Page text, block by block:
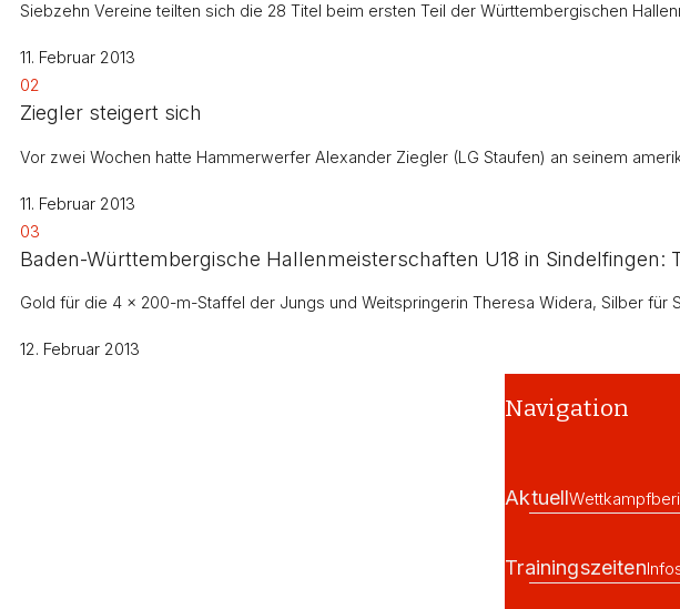
Siebzehn Vereine teilten sich die 28 Titel beim ersten Teil der Württembergischen
11. Februar 2013
02
Ziegler steigert sich
Vor zwei Wochen hatte Hammerwerfer Alexander Ziegler (LG Staufen) an seinem
11. Februar 2013
03
Baden-Württembergische Hallenmeisterschaften U18 in Sindelfingen:
Gold für die 4 x 200-m-Staffel der Jungs und Weitspringerin Theresa Widera, Silber für
12. Februar 2013
Navigation
Aktuell
Trainingszeiten